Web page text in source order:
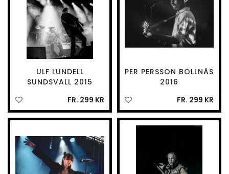
ULF LUNDELL
SUNDSVALL 2015
FR. 299 KR
PER PERSSON BOLLNÄS
2016
FR. 299 KR